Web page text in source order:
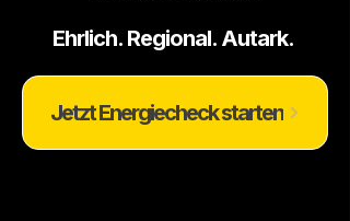
​Ehrlich. Regional. Autark.
Jetzt Energiecheck starten